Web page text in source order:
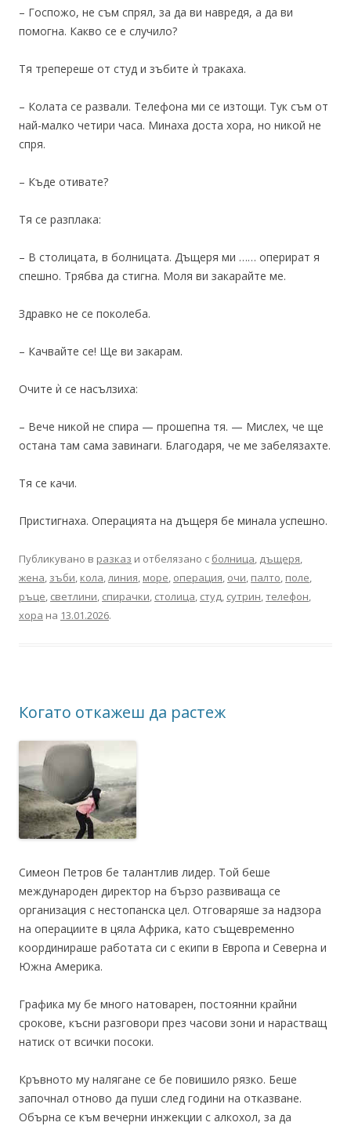
– Госпожо, не съм спрял, за да ви навредя, а да ви
помогна. Какво се е случило?
Тя трепереше от студ и зъбите ѝ тракаха.
– Колата се развали. Телефона ми се изтощи. Тук съм от
най-малко четири часа. Минаха доста хора, но никой не
спря.
– Къде отивате?
Тя се разплака:
– В столицата, в болницата. Дъщеря ми …… оперират я
спешно. Трябва да стигна. Моля ви закарайте ме.
Здравко не се поколеба.
– Качвайте се! Ще ви закарам.
Очите ѝ се насълзиха:
– Вече никой не спира — прошепна тя. — Мислех, че ще
остана там сама завинаги. Благодаря, че ме забелязахте.
Тя се качи.
Пристигнаха. Операцията на дъщеря бе минала успешно.
Публикувано в разказ и отбелязано с болница, дъщеря,
жена, зъби, кола,линия, море, операция, очи, палто, поле,
ръце, светлини, спирачки, столица, студ, сутрин,телефон,
хора на 13.01.2026.
Когато откажеш да растеж
Симеон Петров бе талантлив лидер. Той беше
международен директор на бързо развиваща се
организация с нестопанска цел. Отговаряше за надзора
на операциите в цяла Африка, като същевременно
координираше работата си с екипи в Европа и Северна и
Южна Америка.
Графика му бе много натоварен, постоянни крайни
срокове, късни разговори през часови зони и нарастващ
натиск от всички посоки.
Кръвното му налягане се бе повишило рязко. Беше
започнал отново да пуши след години на отказване.
Обърна се към вечерни инжекции с алкохол, за да